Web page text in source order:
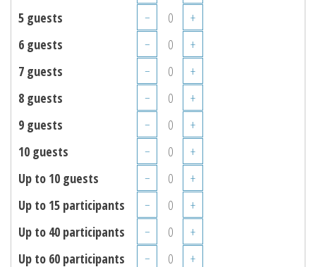
5 guests
−
+
6 guests
−
+
7 guests
−
+
8 guests
−
+
9 guests
−
+
10 guests
−
+
Up to 10 guests
−
+
Up to 15 participants
−
+
Up to 40 participants
−
+
Up to 60 participants
−
+